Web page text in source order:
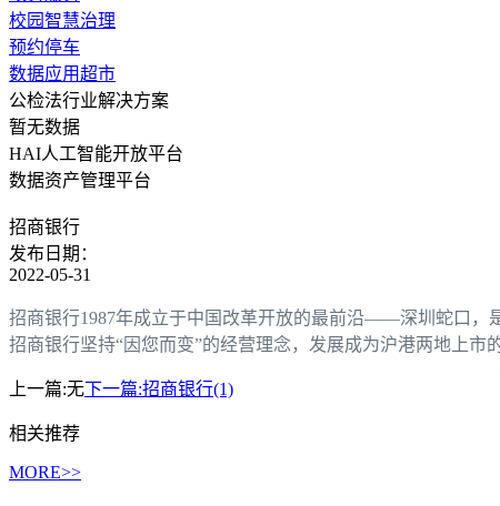
校园智慧治理
预约停车
数据应用超市
公检法行业解决方案
暂无数据
HAI人工智能开放平台
数据资产管理平台
招商银行
发布日期：
2022-05-31
招商银行1987年成立于中国改革开放的最前沿——深圳蛇口，
招商银行坚持“因您而变”的经营理念，发展成为沪港两地上市
上一篇:无下一篇:招商银行(1)
相关推荐
MORE>>